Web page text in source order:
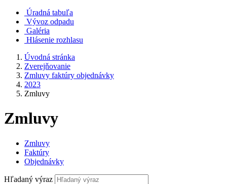
Úradná tabuľa
Vývoz odpadu
Galéria
Hlásenie rozhlasu
Úvodná stránka
Zverejňovanie
Zmluvy faktúry objednávky
2023
Zmluvy
Zmluvy
Zmluvy
Faktúry
Objednávky
Hľadaný výraz